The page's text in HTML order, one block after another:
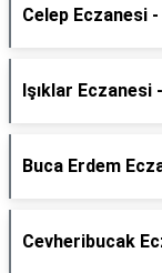
Celep Eczanesi
Işıklar
Buca Erdem
Cevheribucak